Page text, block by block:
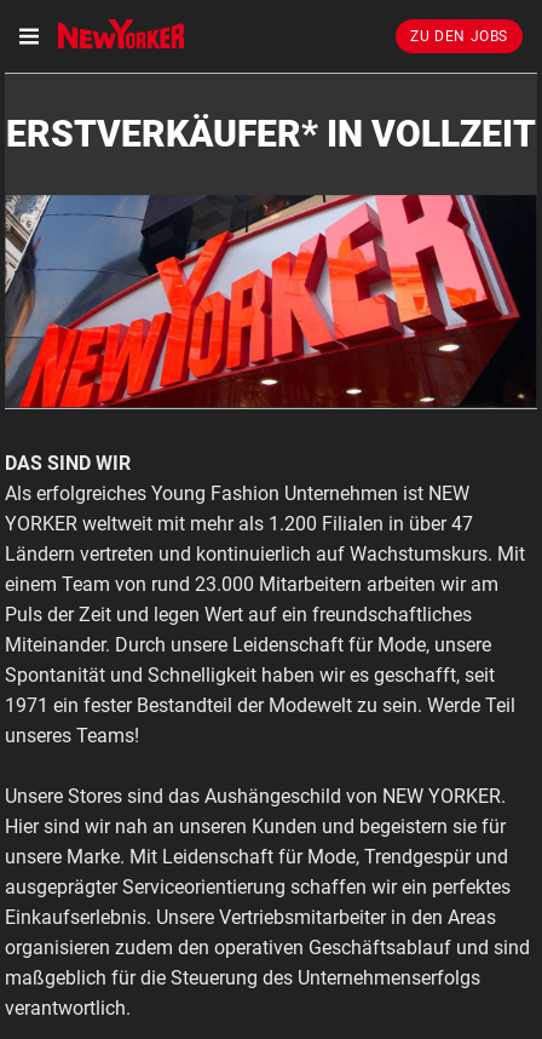
ZU DEN JOBS
ERSTVERKÄUFER* IN VOLLZEIT
DAS SIND WIR
Als erfolgreiches Young Fashion Unternehmen ist NEW
YORKER weltweit mit mehr als 1.200 Filialen in über 47
Ländern vertreten und kontinuierlich auf Wachstumskurs. Mit
einem Team von rund 23.000 Mitarbeitern arbeiten wir am
Puls der Zeit und legen Wert auf ein freundschaftliches
Miteinander. Durch unsere Leidenschaft für Mode, unsere
Spontanität und Schnelligkeit haben wir es geschafft, seit
1971 ein fester Bestandteil der Modewelt zu sein. Werde Teil
unseres Teams!
Unsere Stores sind das Aushängeschild von NEW YORKER.
Hier sind wir nah an unseren Kunden und begeistern sie für
unsere Marke. Mit Leidenschaft für Mode, Trendgespür und
ausgeprägter Serviceorientierung schaffen wir ein perfektes
Einkaufserlebnis. Unsere Vertriebsmitarbeiter in den Areas
organisieren zudem den operativen Geschäftsablauf und sind
maßgeblich für die Steuerung des Unternehmenserfolgs
verantwortlich.